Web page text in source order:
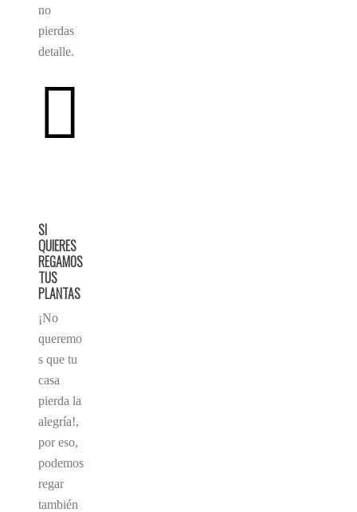
no
pierdas
detalle.
SI
QUIERES
REGAMOS
TUS
PLANTAS
¡No
queremo
s que tu
casa
pierda la
alegría!,
por eso,
podemos
regar
también